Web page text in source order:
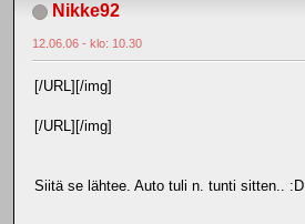
Nikke92
12.06.06 - klo: 10.30
[/URL][/img]
[/URL][/img]
Siitä se lähtee. Auto tuli n. tunti sitten.. :D